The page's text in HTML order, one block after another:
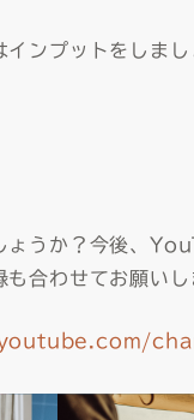
インプットをしま
ょうか？今後、
合わせてお願いし